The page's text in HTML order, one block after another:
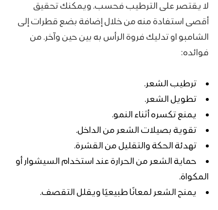
لا يقتصر على الترطيب فحسب. ويمكنك تحقيق
أقصى استفادة منه من خلال إضافة بضع قطرات إلى
الشامبو او تدليك فروة الرأس به بين حين وآخر. من
فوائده:
ترطيب الشعر.
تطويل الشعر.
يمنع تكسره أثناء النمو.
تقوية بصيلات الشعر من الداخل.
تهدئة الحكة والتقليل من القشرة.
حماية الشعر من الحرارة عند استخدام السيشوار أو
المكواة.
يمنح الشعر لمعانًا طبيعيًا ويقلل التقصف.